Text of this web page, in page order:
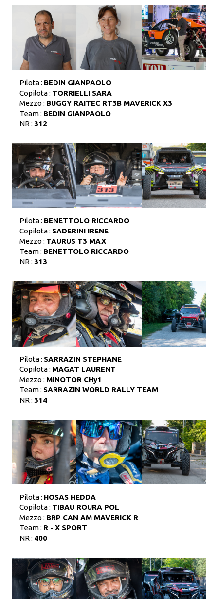
Pilota : BEDIN GIANPAOLO
Copilota : TORRIELLI SARA
Mezzo : BUGGY RAITEC RT3B MAVERICK X3
Team : BEDIN GIANPAOLO
NR : 312
Pilota : BENETTOLO RICCARDO
Copilota : SADERINI IRENE
Mezzo : TAURUS T3 MAX
Team : BENETTOLO RICCARDO
NR : 313
Pilota : SARRAZIN STEPHANE
Copilota : MAGAT LAURENT
Mezzo : MINOTOR CHy1
Team : SARRAZIN WORLD RALLY TEAM
NR : 314
Pilota : HOSAS HEDDA
Copilota : TIBAU ROURA POL
Mezzo : BRP CAN AM MAVERICK R
Team : R - X SPORT
NR : 400